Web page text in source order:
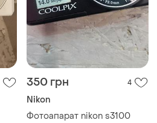
350 грн 4
Nikon
Фотоапарат nikon s3100